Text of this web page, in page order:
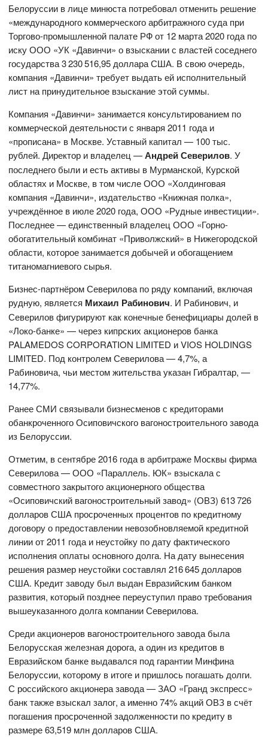
Белоруссии в лице минюста потребовал отменить решение
«международного коммерческого арбитражного суда при
Торгово-промышленной палате РФ от 12 марта 2020 года по
иску ООО «УК «Давинчи» о взыскании с властей соседнего
государства 3 230 516,95 доллара США. В свою очередь,
компания «Давинчи» требует выдать ей исполнительный
лист на принудительное взыскание этой суммы.
Компания «Давинчи» занимается консультированием по
коммерческой деятельности с января 2011 года и
«прописана» в Москве. Уставный капитал — 100 тыс.
рублей. Директор и владелец —Андрей Северилов. У
последнего были и есть активы в Мурманской, Курской
областях и Москве, в том числе ООО «Холдинговая
компания «Давинчи», издательство «Книжная полка»,
учреждённое в июле 2020 года, ООО «Рудные инвестиции».
Последнее — единственный владелец ООО «Горно-
обогатительный комбинат «Приволжский» в Нижегородской
области, которое занимается добычей и обогащением
титаномагниевого сырья.
Бизнес-партнёром Северилова по ряду компаний, включая
рудную, является Михаил Рабинович. И Рабинович, и
Северилов фигурируют как конечные бенефициары долей в
«Локо-банке» — через кипрских акционеров банка
PALAMEDOS CORPORATION LIMITED и VIOS HOLDINGS
LIMITED. Под контролем Северилова — 4,7%, а
Рабиновича, чьи местом жительства указан Гибралтар, —
14,77%.
Ранее СМИ связывали бизнесменов с кредиторами
обанкроченного Осиповичского вагоностроительного завода
из Белоруссии.
Отметим, в сентябре 2016 года в арбитраже Москвы фирма
Северилова — ООО «Параллель. ЮК» взыскала с
совместного закрытого акционерного общества
«Осиповичский вагоностроительный завод» (ОВЗ) 613 726
долларов США просроченных процентов по кредитному
договору о предоставлении невозобновляемой кредитной
линии от 2011 года и неустойку по дату фактического
исполнения оплаты основного долга. На дату вынесения
решения размер неустойки составлял 216 645 долларов
США. Кредит заводу был выдан Евразийским банком
развития, который позднее переуступил право требования
вышеуказанного долга компании Северилова.
Среди акционеров вагоностроительного завода была
Белорусская железная дорога, а один из кредитов в
Евразийском банке выдавался под гарантии Минфина
Белоруссии, которому в итоге и пришлось погашать долги.
С российского акционера завода — ЗАО «Гранд экспресс»
банк также взыскал залог, а именно 74% акций ОВЗ в счёт
погашения просроченной задолженности по кредиту в
размере 63,519 млн долларов США.